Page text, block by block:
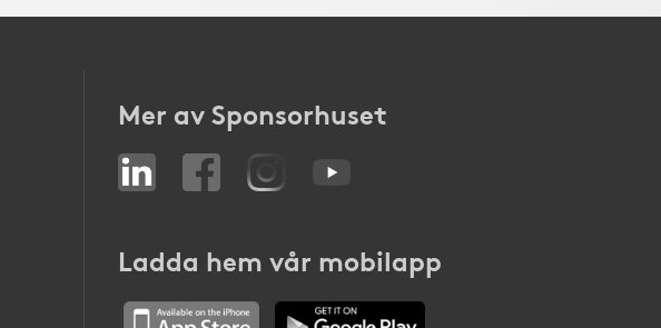
Mer av Sponsorhuset
Ladda hem vår mobilapp